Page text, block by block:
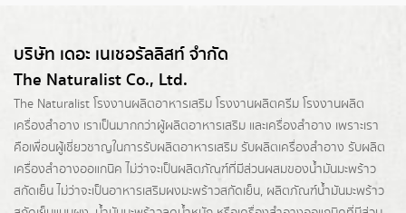
บริษัท เดอะ เนเชอรัลลิสท์ จำกัด
The Naturalist Co., Ltd.
The Naturalist โรงงานผลิตอาหารเสริม โรงงานผลิตครีม โรงงานผลิต
เครื่องสำอาง เราเป็นมากกว่าผู้ผลิตอาหารเสริม และเครื่องสำอาง เพราะเรา
คือเพื่อนผู้เชี่ยวชาญในการรับผลิตอาหารเสริม รับผลิตเครื่องสำอาง รับผลิต
เครื่องสำอางออแกนิค ไม่ว่าจะเป็นผลิตภัณฑ์ที่มีส่วนผสมของน้ำมันมะพร้าว
สกัดเย็น ไม่ว่าจะเป็นอาหารเสริมผงมะพร้าวสกัดเย็น, ผลิตภัณฑ์น้ำมันมะพร้าว